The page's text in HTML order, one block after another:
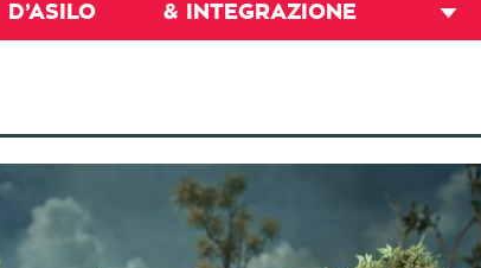
D’ASILO
& INTEGRAZIONE